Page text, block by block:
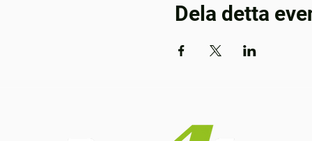
Dela detta